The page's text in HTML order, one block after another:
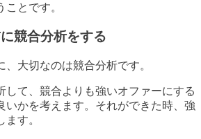
とです。
競合分析をする
大切なのは競合分析です。
して、競合よりも強いオファーにする
いかを考えます。それができた時、強
す。